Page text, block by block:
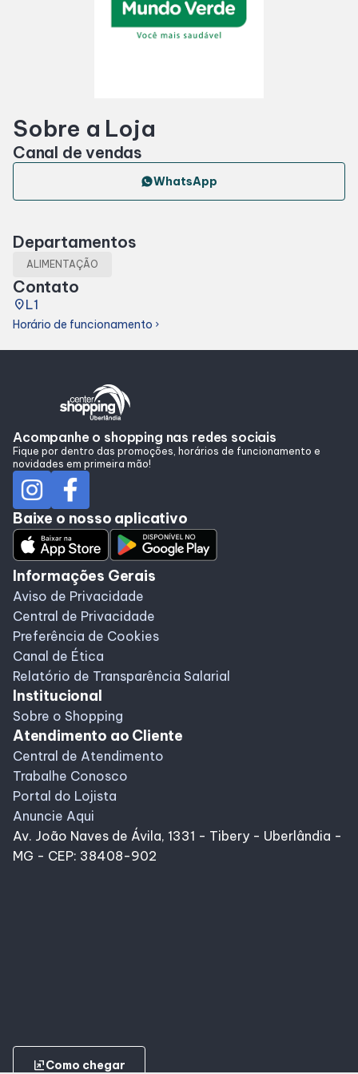
Cinema
Lojas e Restaurantes
Lojas
Sobre a Loja
Canal de vendas
WhatsApp
Departamentos
ALIMENTAÇÃO
Contato
placeL1
Horário de funcionamento chevron_right
Acompanhe o shopping nas redes sociais
Fique por dentro das promoções, horários de funcionamento e
novidades em primeira mão!
Baixe o nosso aplicativo
Informações Gerais
Aviso de Privacidade
Central de Privacidade
Preferência de Cookies
Canal de Ética
Relatório de Transparência Salarial
Institucional
Sobre o Shopping
Atendimento ao Cliente
Central de Atendimento
Trabalhe Conosco
Portal do Lojista
Anuncie Aqui
Av. João Naves de Ávila, 1331 - Tibery - Uberlândia -
MG - CEP: 38408-902
ungroupComo chegar